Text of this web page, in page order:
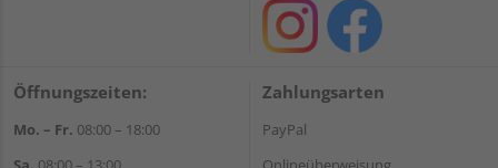
Öffnungszeiten:
Mo. – Fr. 08:00 – 18:00
Zahlungsarten
PayPal